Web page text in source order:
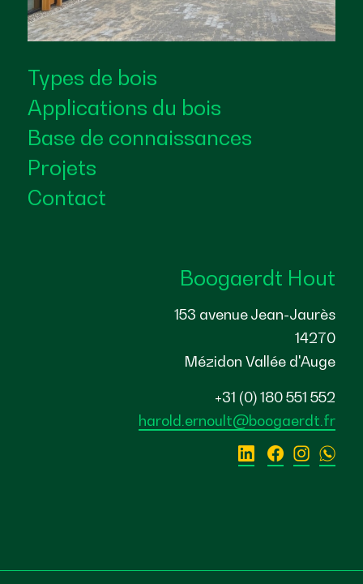
Types de bois
Applications du bois
Base de connaissances
Projets
Contact
Boogaerdt Hout
153 avenue Jean-Jaurès
14270
Mézidon Vallée d'Auge
+31 (0) 180 551 552
harold.ernoult@boogaerdt.fr